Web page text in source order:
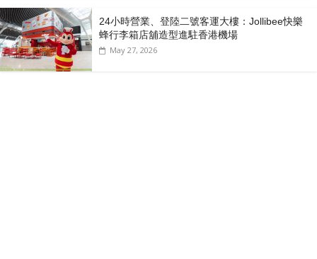
24小時營業、登陸二號客運大樓：Jollibee快樂
蜂行李箱店舖造型進駐香港機場
May 27, 2026